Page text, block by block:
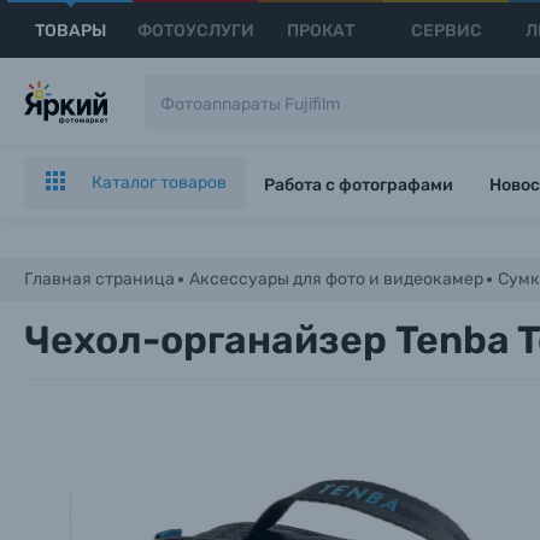
ТОВАРЫ ФОТОУСЛУГИ ПРОКАТ СЕРВИС
Каталог товаров Работа с фотографами
Главная страница Аксессуары для фото и видеокамер
Чехол-органайзер Tenba